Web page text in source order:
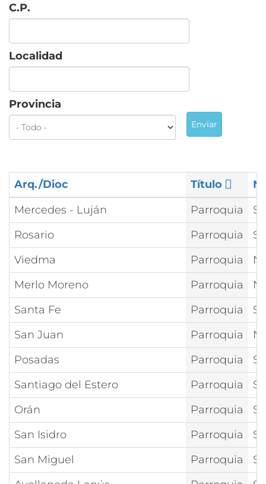
C.P.
Localidad
Provincia
Enviar
Arq./Dioc Título
Mercedes - Luján
Parroquia
Rosario
Parroquia
Viedma
Parroquia
Merlo Moreno
Parroquia
Santa Fe
Parroquia
San Juan
Parroquia
Posadas
Parroquia
Santiago del Estero
Parroquia
Orán
Parroquia
San Isidro
Parroquia
San Miguel
Parroquia